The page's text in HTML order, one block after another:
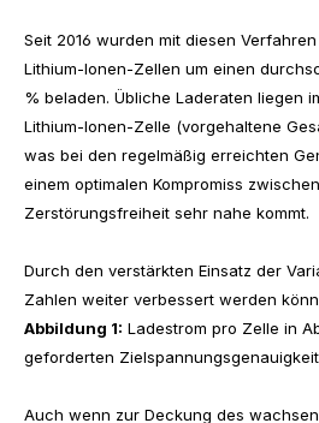
Seit 2016 wurden mit diesen
Lithium-Ionen-Zellen um einen
% beladen. Übliche Laderaten liegen
Lithium-Ionen-Zelle (vorgehaltene
was bei den regelmäßig erreichten
einem optimalen Kompromiss
Zerstörungsfreiheit sehr nahe kommt.
Durch den verstärkten Einsatz der
Zahlen weiter verbessert werden
Abbildung 1: Ladestrom pro Zelle in
geforderten
Auch wenn zur Deckung des